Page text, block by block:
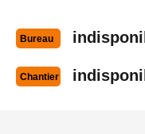
Bureau
Chantier